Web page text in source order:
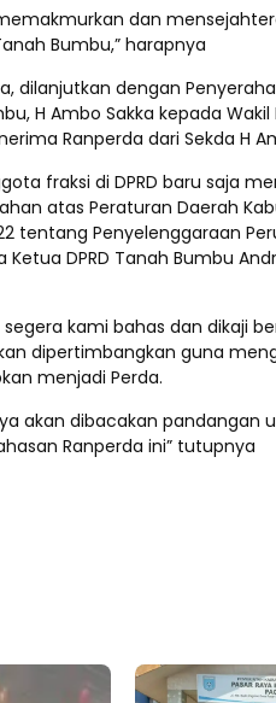
dan
Bumbu,” harapnya
dilanjutkan dengan
H Ambo Sakka kepada Wakil
Ranperda dari Sekda H
fraksi di DPRD baru saja
atas Peraturan Daerah
tentang Penyelenggaraan
Ketua DPRD Tanah Bumbu
kami bahas dan dikaji
dipertimbangkan guna
menjadi Perda.
akan dibacakan pandangan
Ranperda ini” tutupnya